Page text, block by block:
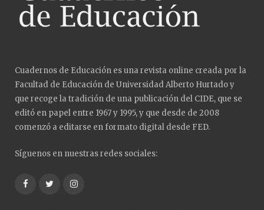
Cuadernos de Educación es una revista online creada por la
Facultad de Educación de Universidad Alberto Hurtado y
que recoge la tradición de una publicación del CIDE, que se
editó en papel entre 1967 y 1995, y que desde de 2008
comenzó a editarse en formato digital desde FED.
Síguenos en nuestras redes sociales:
FacebookTwitterInstagram